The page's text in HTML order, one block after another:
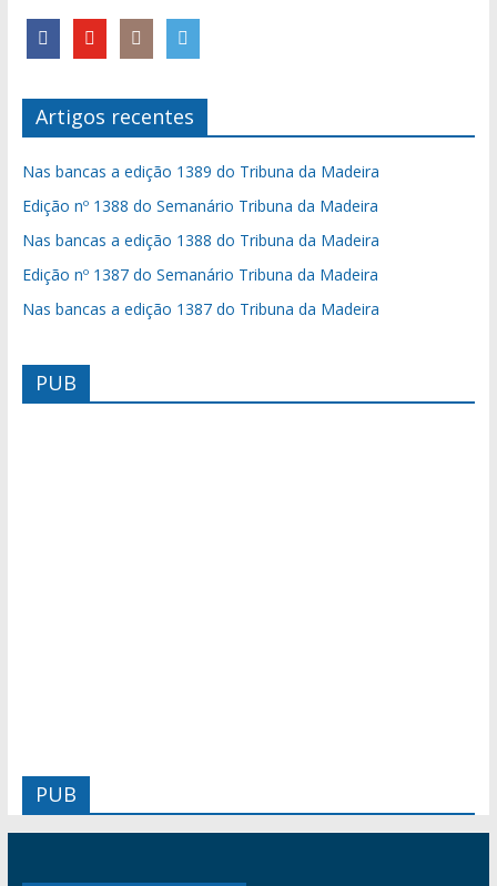
Artigos recentes
Nas bancas a edição 1389 do Tribuna da Madeira
Edição nº 1388 do Semanário Tribuna da Madeira
Nas bancas a edição 1388 do Tribuna da Madeira
Edição nº 1387 do Semanário Tribuna da Madeira
Nas bancas a edição 1387 do Tribuna da Madeira
PUB
PUB